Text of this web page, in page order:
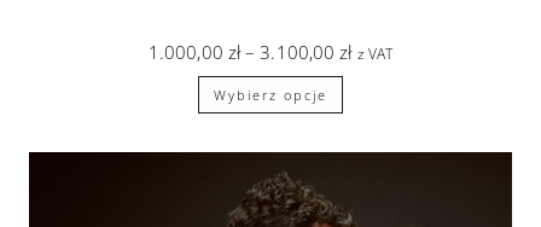
1.000,00 zł – 3.100,00 zł z VAT
Wybierz opcje